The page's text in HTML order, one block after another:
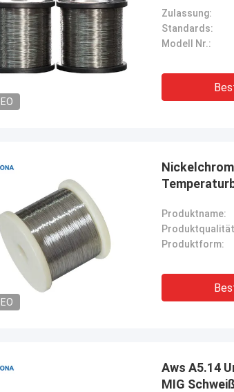
Dame. Die
von Huona ist ziemlich
Zulassung:
Standards:
Modell Nr.:
Produktname:
Produktform:
Aws A5.14
MIG